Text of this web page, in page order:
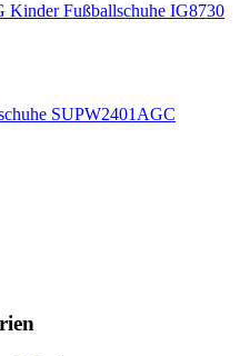
Kinder Fußballschuhe IG8730
SUPW2401AGC